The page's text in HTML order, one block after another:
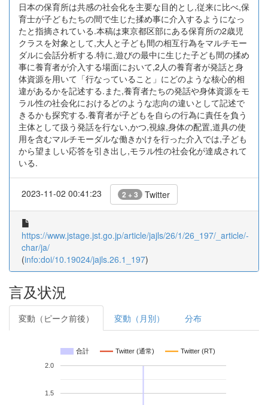
日本の保育所は共感の社会化を主要な目的とし,従来に比べ,保
育士が子どもたちの間で生じた揉め事に介入するようになっ
たと指摘されている.本稿は東京都区部にある保育所の2歳児
クラスを対象として,大人と子ども間の相互行為をマルチモー
ダルに会話分析する.特に,遊びの最中に生じた子ども間の揉め
事に養育者が介入する場面において,2人の養育者が発話と身
体資源を用いて「行なっていること」にどのような核心的相
違があるかを記述する.また,養育者たちの発話や身体資源をモ
ラル性の社会化におけるどのような志向の違いとして記述で
きるかも探究する.養育者が子どもを自らの行為に責任を負う
主体として扱う発話を行ない,かつ,視線,身体の配置,道具の使
用を含むマルチモーダルな働きかけを行った介入では,子ども
から望ましい応答を引き出し,モラル性の社会化が達成されて
いる.
2023-11-02 00:41:23 2 + 3 Twitter
https://www.jstage.jst.go.jp/article/jajls/26/1/26_197/_article/-
char/ja/
(info:doi/10.19024/jajls.26.1_197)
言及状況
変動（ピーク前後） 変動（月別） 分布
合計 Twitter (通常) Twitter (RT)
1.5
2.0